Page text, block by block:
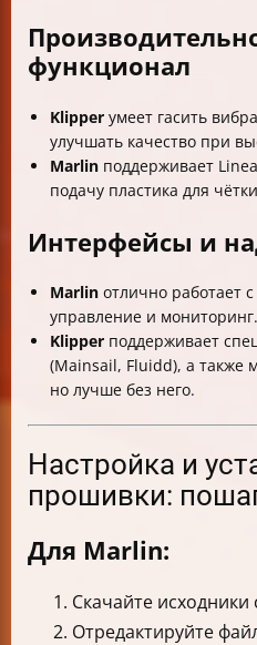
функционал
Klipper умеет гасить
улучшать качество при
Marlin поддерживает
подачу пластика для
Интерфейсы и
Marlin отлично работает
управление и мониторинг.
Klipper поддерживает
(Mainsail, Fluidd), а также
но лучше без него.
Настройка и
прошивки:
Для Marlin:
Скачайте
Отредактируйте